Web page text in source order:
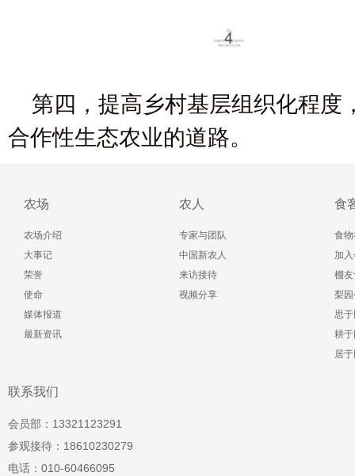
4
第四，提高乡村基层组织化程
合作性生态农业的道路。
农场
农场介绍
大事记
荣誉
使命
媒体报道
最新资讯
农人
专家与团队
中国新农人
来访接待
视频分享
食
食
加
棚
梨
思
耕
居
联系我们
会员部：13321123291
参观接待：18610230279
电话：010-60466095